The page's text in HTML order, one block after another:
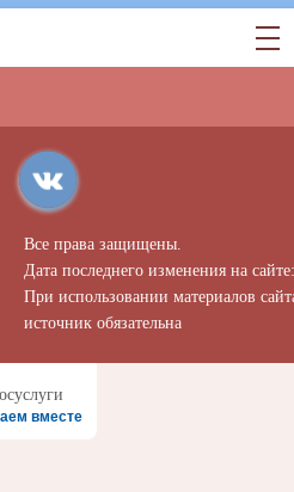
Все права защищены.
Дата последнего изменения на
При использовании материалов
источник обязательна
вместе